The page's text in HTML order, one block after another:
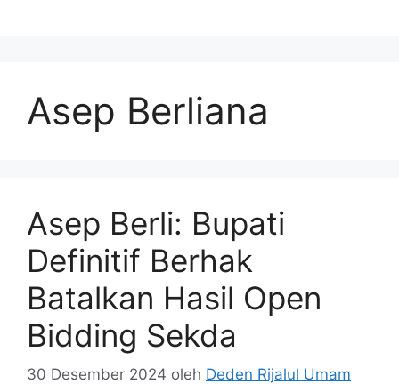
Asep Berliana
Asep Berli: Bupati
Definitif Berhak
Batalkan Hasil Open
Bidding Sekda
30 Desember 2024 oleh Deden Rijalul Umam